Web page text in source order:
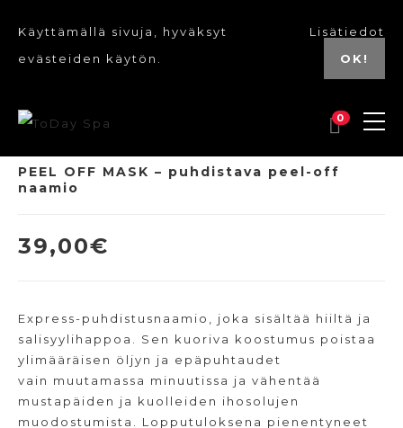
Käyttämällä sivuja, hyväksyt
evästeiden käytön.
Lisätiedot
OK!
0
PEEL OFF MASK – puhdistava peel-off
naamio
39,00€
Express-puhdistusnaamio, joka sisältää hiiltä ja
salisyylihappoa. Sen kuoriva koostumus poistaa
ylimääräisen öljyn ja epäpuhtaudet
vain muutamassa minuutissa ja vähentää
mustapäiden ja kuolleiden ihosolujen
muodostumista. Lopputuloksena pienentyneet